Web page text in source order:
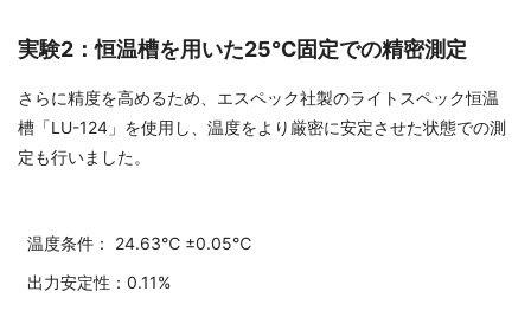
実験2：恒温槽を用いた25℃固定での精密測定
さらに精度を高めるため、エスペック社製のライトスペック恒温
槽「LU-124」を使用し、温度をより厳密に安定させた状態での測
定も行いました。
温度条件：
24.63℃ ±0.05℃
出力安定性：0.11%